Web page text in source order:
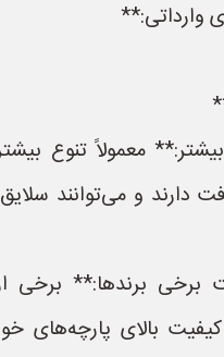
وارداتی:**
معمولاً تنوع
دارند و می‌توانند
برخی برندها:** برخی
بالای پارچه‌های